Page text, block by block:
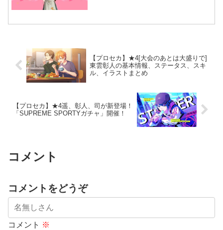
【プロセカ】★4[大会のあとは大盛りで]
東雲彰人の基本情報、ステータス、スキ
ル、イラストまとめ
【プロセカ】★4遥、彰人、司が新登場！
「SUPREME SPORTYガチャ」開催！
コメント
コメントをどうぞ
コメント ※